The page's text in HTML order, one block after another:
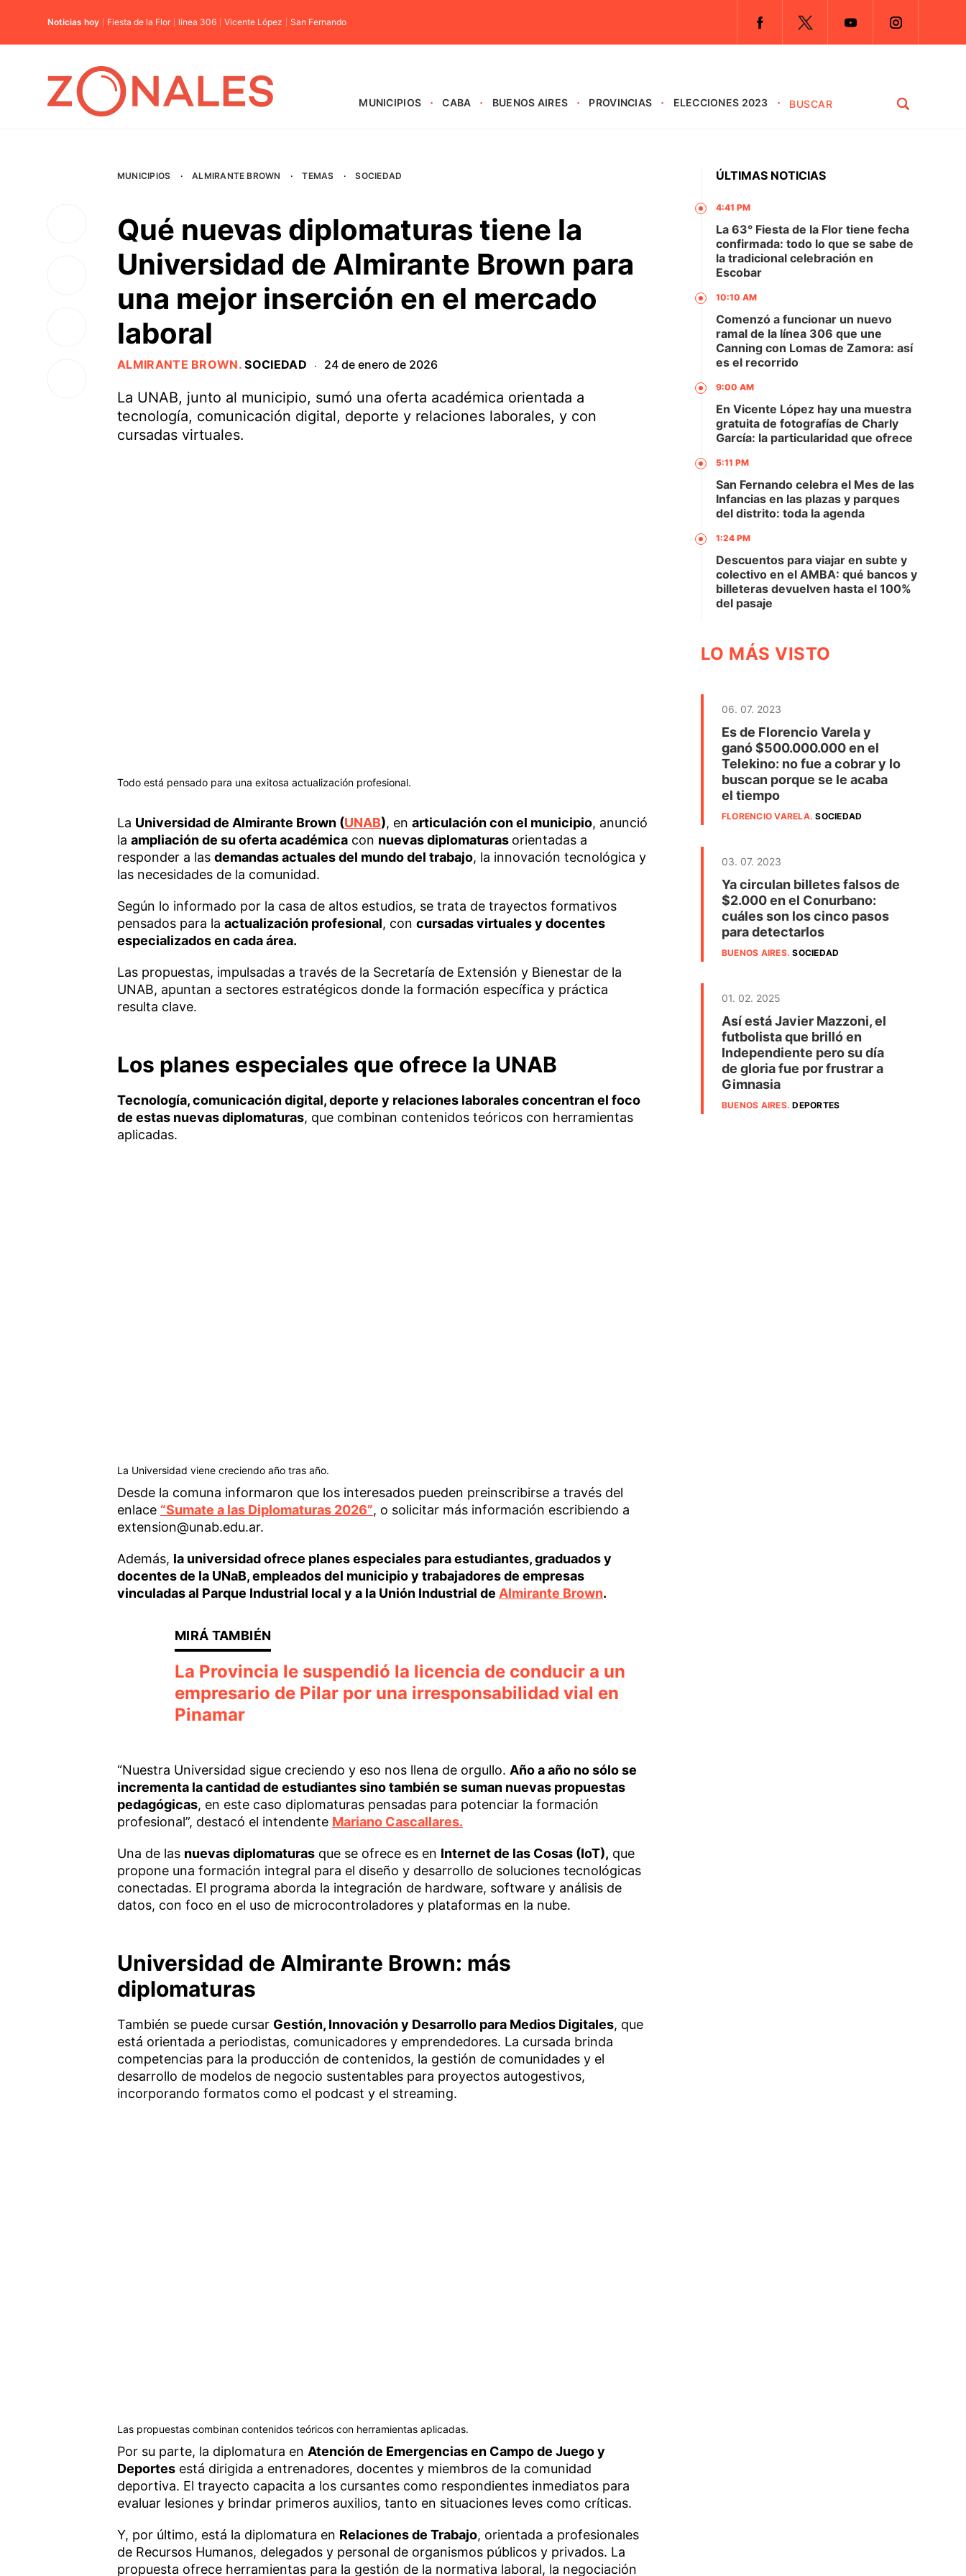
Noticias hoy Fiesta de la Flor línea 306 Vicente López San Fernando
MUNICIPIOS CABA BUENOS AIRES PROVINCIAS ELECCIONES 2023
MUNICIPIOS · ALMIRANTE BROWN · TEMAS · SOCIEDAD
Qué nuevas diplomaturas tiene la
Universidad de Almirante Brown para
una mejor inserción en el mercado
laboral
ALMIRANTE BROWN.SOCIEDAD · 24 de enero de 2026
La UNAB, junto al municipio, sumó una oferta académica orientada a
tecnología, comunicación digital, deporte y relaciones laborales, y con
cursadas virtuales.
Todo está pensado para una exitosa actualización profesional.
La Universidad de Almirante Brown (UNAB), en articulación con el municipio, anunció
la ampliación de su oferta académicacon nuevas diplomaturas orientadas a
responder a las demandas actuales del mundo del trabajo, la innovación tecnológica y
las necesidades de la comunidad.
Según lo informado por la casa de altos estudios, se trata de trayectos formativos
pensados para la actualización profesional, con cursadas virtuales y docentes
especializados en cada área.
Las propuestas, impulsadas a través de la Secretaría de Extensión y Bienestar de la
UNAB, apuntan a sectores estratégicos donde la formación específica y práctica
resulta clave.
Los planes especiales que ofrece la UNAB
Tecnología, comunicación digital, deporte y relaciones laborales concentran el foco
de estas nuevas diplomaturas, que combinan contenidos teóricos con herramientas
aplicadas.
La Universidad viene creciendo año tras año.
Desde la comuna informaron que los interesados pueden preinscribirse a través del
enlace “Sumate a las Diplomaturas 2026”, o solicitar más información escribiendo a
extension@unab.edu.ar.
Además, la universidad ofrece planes especiales para estudiantes, graduados y
docentes de la UNaB, empleados del municipio y trabajadores de empresas
vinculadas al Parque Industrial local y a la Unión Industrial de Almirante Brown.
La Provincia le suspendió la licencia de conducir a un
empresario de Pilar por una irresponsabilidad vial en
Pinamar
“Nuestra Universidad sigue creciendo y eso nos llena de orgullo. Año a año no sólo se
incrementa la cantidad de estudiantes sino también se suman nuevas propuestas
pedagógicas, en este caso diplomaturas pensadas para potenciar la formación
profesional”, destacó el intendente Mariano Cascallares.
Una de las nuevas diplomaturasque se ofrece es en Internet de las Cosas (IoT), que
propone una formación integral para el diseño y desarrollo de soluciones tecnológicas
conectadas. El programa aborda la integración de hardware, software y análisis de
datos, con foco en el uso de microcontroladores y plataformas en la nube.
Universidad de Almirante Brown: más
diplomaturas
También se puede cursar Gestión, Innovación y Desarrollo para Medios Digitales, que
está orientada a periodistas, comunicadores y emprendedores. La cursada brinda
competencias para la producción de contenidos, la gestión de comunidades y el
desarrollo de modelos de negocio sustentables para proyectos autogestivos,
incorporando formatos como el podcast y el streaming.
Las propuestas combinan contenidos teóricos con herramientas aplicadas.
Por su parte, la diplomatura en Atención de Emergencias en Campo de Juego y
Deportesestá dirigida a entrenadores, docentes y miembros de la comunidad
deportiva. El trayecto capacita a los cursantes como respondientes inmediatos para
evaluar lesiones y brindar primeros auxilios, tanto en situaciones leves como críticas.
Y, por último, está la diplomatura en Relaciones de Trabajo, orientada a profesionales
de Recursos Humanos, delegados y personal de organismos públicos y privados. La
propuesta ofrece herramientas para la gestión de la normativa laboral, la negociación
ÚLTIMAS NOTICIAS
4:41 PM
La 63° Fiesta de la Flor tiene fecha
confirmada: todo lo que se sabe de
la tradicional celebración en
Escobar
10:10 AM
Comenzó a funcionar un nuevo
ramal de la línea 306 que une
Canning con Lomas de Zamora: así
es el recorrido
9:00 AM
En Vicente López hay una muestra
gratuita de fotografías de Charly
García: la particularidad que ofrece
5:11 PM
San Fernando celebra el Mes de las
Infancias en las plazas y parques
del distrito: toda la agenda
1:24 PM
Descuentos para viajar en subte y
colectivo en el AMBA: qué bancos y
billeteras devuelven hasta el 100%
del pasaje
LO MÁS VISTO
06. 07. 2023
Es de Florencio Varela y
ganó $500.000.000 en el
Telekino: no fue a cobrar y lo
buscan porque se le acaba
el tiempo
FLORENCIO VARELA.SOCIEDAD
03. 07. 2023
Ya circulan billetes falsos de
$2.000 en el Conurbano:
cuáles son los cinco pasos
para detectarlos
BUENOS AIRES.SOCIEDAD
01. 02. 2025
Así está Javier Mazzoni, el
futbolista que brilló en
Independiente pero su día
de gloria fue por frustrar a
Gimnasia
BUENOS AIRES.DEPORTES